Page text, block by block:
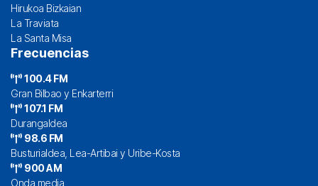
Hirukoa Bizkaian
La Traviata
La Santa Misa
Frecuencias
100.4 FM
Gran Bilbao y Enkarterri
107.1 FM
Durangaldea
98.6 FM
Busturialdea, Lea-Artibai y Uribe-Kosta
900 AM
Onda media